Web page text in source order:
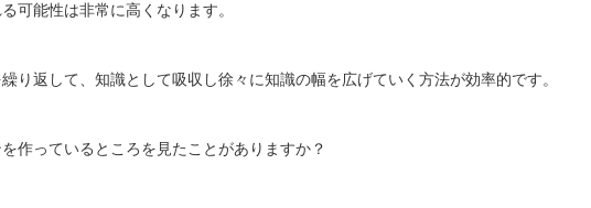
可能性は非常に高くなります。
り返して、知識として吸収し徐々に知識の幅を広げていく方法が効率的です。
作っているところを見たことがありますか？